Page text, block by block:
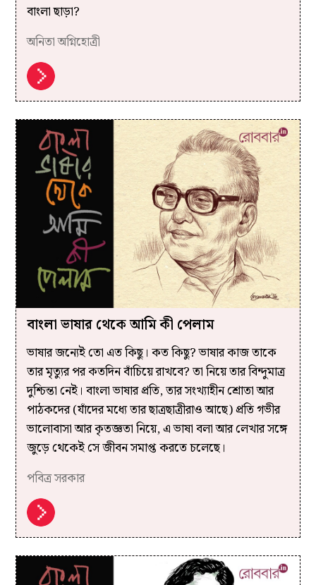
বাংলা ছাড়া?
অনিতা অগ্নিহোত্রী
বাংলা ভাষার থেকে আমি কী পেলাম
ভাষার জন্যেই তো এত কিছু। কত কিছু? ভাষার কাজ তাকে
তার মৃত্যুর পর কতদিন বাঁচিয়ে রাখবে? তা নিয়ে তার বিন্দুমাত্র
দুশ্চিন্তা নেই। বাংলা ভাষার প্রতি, তার সংখ্যাহীন শ্রোতা আর
পাঠকদের (যাঁদের মধ্যে তার ছাত্রছাত্রীরাও আছে) প্রতি গভীর
ভালোবাসা আর কৃতজ্ঞতা নিয়ে, এ ভাষা বলা আর লেখার সঙ্গে
জুড়ে থেকেই সে জীবন সমাপ্ত করতে চলেছে।
পবিত্র সরকার